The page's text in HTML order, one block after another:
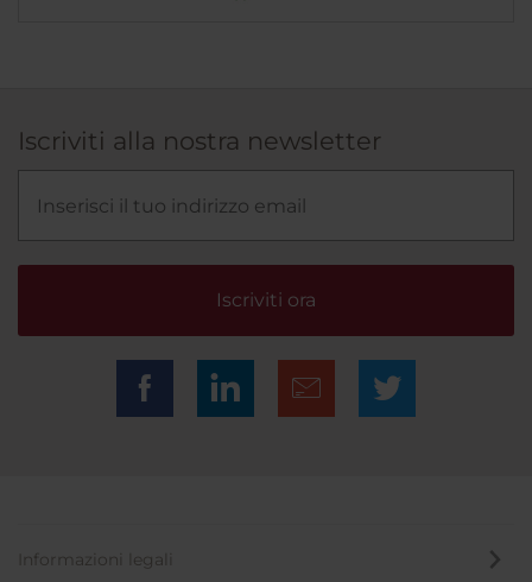
Iscriviti alla nostra newsletter
Iscriviti ora
Informazioni legali